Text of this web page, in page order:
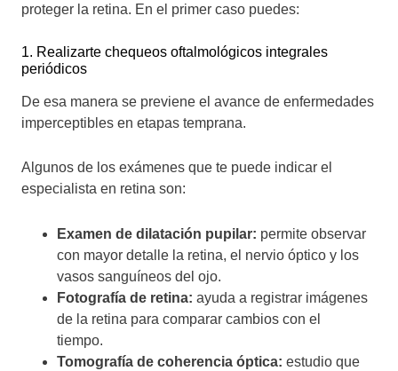
proteger la retina. En el primer caso puedes:
1. Realizarte chequeos oftalmológicos integrales
periódicos
De esa manera se previene el avance de enfermedades
imperceptibles en etapas temprana.
Algunos de los exámenes que te puede indicar el
especialista en retina son:
Examen de dilatación pupilar: permite observar
con mayor detalle la retina, el nervio óptico y los
vasos sanguíneos del ojo.
Fotografía de retina: ayuda a registrar imágenes
de la retina para comparar cambios con el
tiempo.
Tomografía de coherencia óptica: estudio que